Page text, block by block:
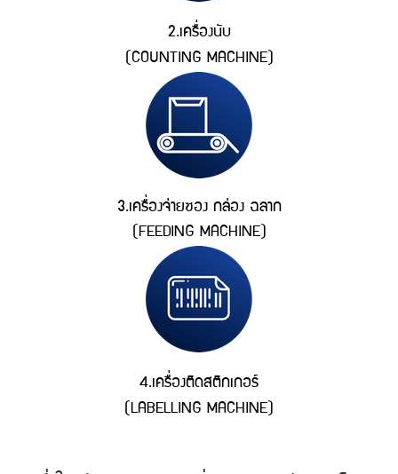
2.เครื่องนับ
(COUNTING MACHINE)
3.เครื่องจ่ายซอง กล่อง ฉลาก
(FEEDING MACHINE)
4.เครื่องติดสติกเกอร์
(LABELLING MACHINE)